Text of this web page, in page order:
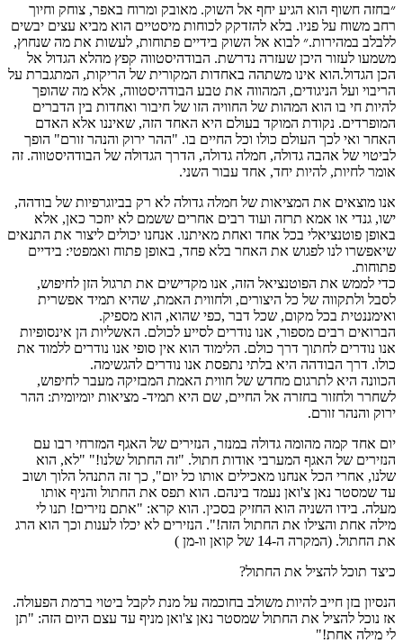
חשוף הוא הגיע יחף אל השוק. מאובק ומרוח באפר, צוחק וחיוך
משוח על פניו. בלא להזדקק לכוחות מיסטיים הוא מביא עצים יבשים
במהירות.״ לבוא אל השוק בידיים פתוחות, לעשות את מה שנחוץ,
לעזור היכן שעזרה נדרשת. הבודהיסטווה קפץ מהלא הגדול אל
הגדול.הוא אינו משתהה באחדות המקורית של הריקות, המתגברת על
ועל הניגודים, המהווה את טבע הבודהיסטווה, אלא מה שהופך
חי בו הוא המהות של החוויה הזו של חיבור ואחדות בין הדברים
נקודת המוקד בעולם היא האחד הזה, שאיננו אלא האדם
ואי לכך העולם כולו וכל החיים בו. "ההר ירוק והנהר זורם" הופך
של אהבה גדולה, חמלה גדולה, הדרך הגדולה של הבודהיסטווה. זה
לחיות, להיות יחד, אחד עבור השני.
מוצאים את המציאות של חמלה גדולה לא רק בביוגרפיות של בודהה,
גנדי או אמא תרזה ועוד רבים אחרים ששמם לא יוזכר כאן, אלא
פוטנציאלי בכל אחד ואחת מאיתנו. אנחנו יכולים ליצור את התנאים
לנו לפגוש את האחר בלא פחד, באופן פתוח ואמפטי: בידיים
לממש את הפוטנציאל הזה, אנו מקדישים את תרגול הזן לחיפוש,
ולתקווה של כל היצורים, ולחווית האמת, שהיא תמיד אפשרית
בכל מקום, שכל דבר ,כפי שהוא, הוא מספיק.
רבים מספור, אנו נודרים לסייע לכולם. האשליות הן אינסופיות
נודרים לחתוך דרך כולם. הלימוד הוא אין סופי אנו נודרים ללמוד את
דרך הבודהה היא בלתי נתפסת אנו נודרים להגשימה.
היא לתרגום מחדש של חווית האמת המבזיקה מעבר לחיפוש,
ולחזור בחזרה אל החיים, שם היא תמיד- מציאות יומיומית: ההר
והנהר זורם.
אחד קמה מהומה גדולה במנזר, הנזירים של האגף המזרחי רבו עם
של האגף המערבי אודות חתול. "זה החתול שלנו!" "לא, הוא
אחרי הכל אנחנו מאכילים אותו כל יום", כך זה התנהל הלוך ושוב
שמסטר נאן צ'ואן נעמד בינהם. הוא תפס את החתול והניף אותו
בידו השניה הוא החזיק בסכין. הוא קרא: "אתם נזירים! תנו לי
אחת והצילו את החתול הזה!". הנזירים לא יכלו לענות וכך הוא הרג
החתול. (המקרה ה-14 של קואן וו-מן )
תוכל להציל את החתול?
בזן חייב להיות משולב בחוכמה על מנת לקבל ביטוי ברמת הפעולה.
נוכל להציל את החתול שמסטר נאן צ'ואן מניף עד עצם היום הזה: "תן
מילה אחת!"